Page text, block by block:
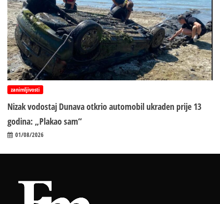
zanimljivosti
Nizak vodostaj Dunava otkrio automobil ukraden prije 13
godina: „Plakao sam“
01/08/2026